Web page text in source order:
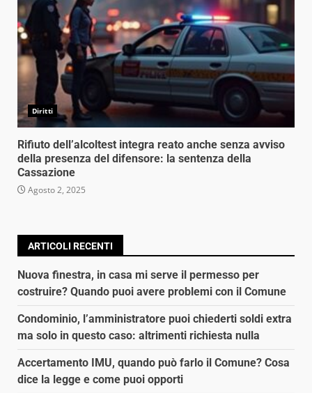
Diritti
Rifiuto dell’alcoltest integra reato anche senza avviso
della presenza del difensore: la sentenza della
Cassazione
Agosto 2, 2025
ARTICOLI RECENTI
Nuova finestra, in casa mi serve il permesso per
costruire? Quando puoi avere problemi con il Comune
Condominio, l’amministratore puoi chiederti soldi extra
ma solo in questo caso: altrimenti richiesta nulla
Accertamento IMU, quando può farlo il Comune? Cosa
dice la legge e come puoi opporti